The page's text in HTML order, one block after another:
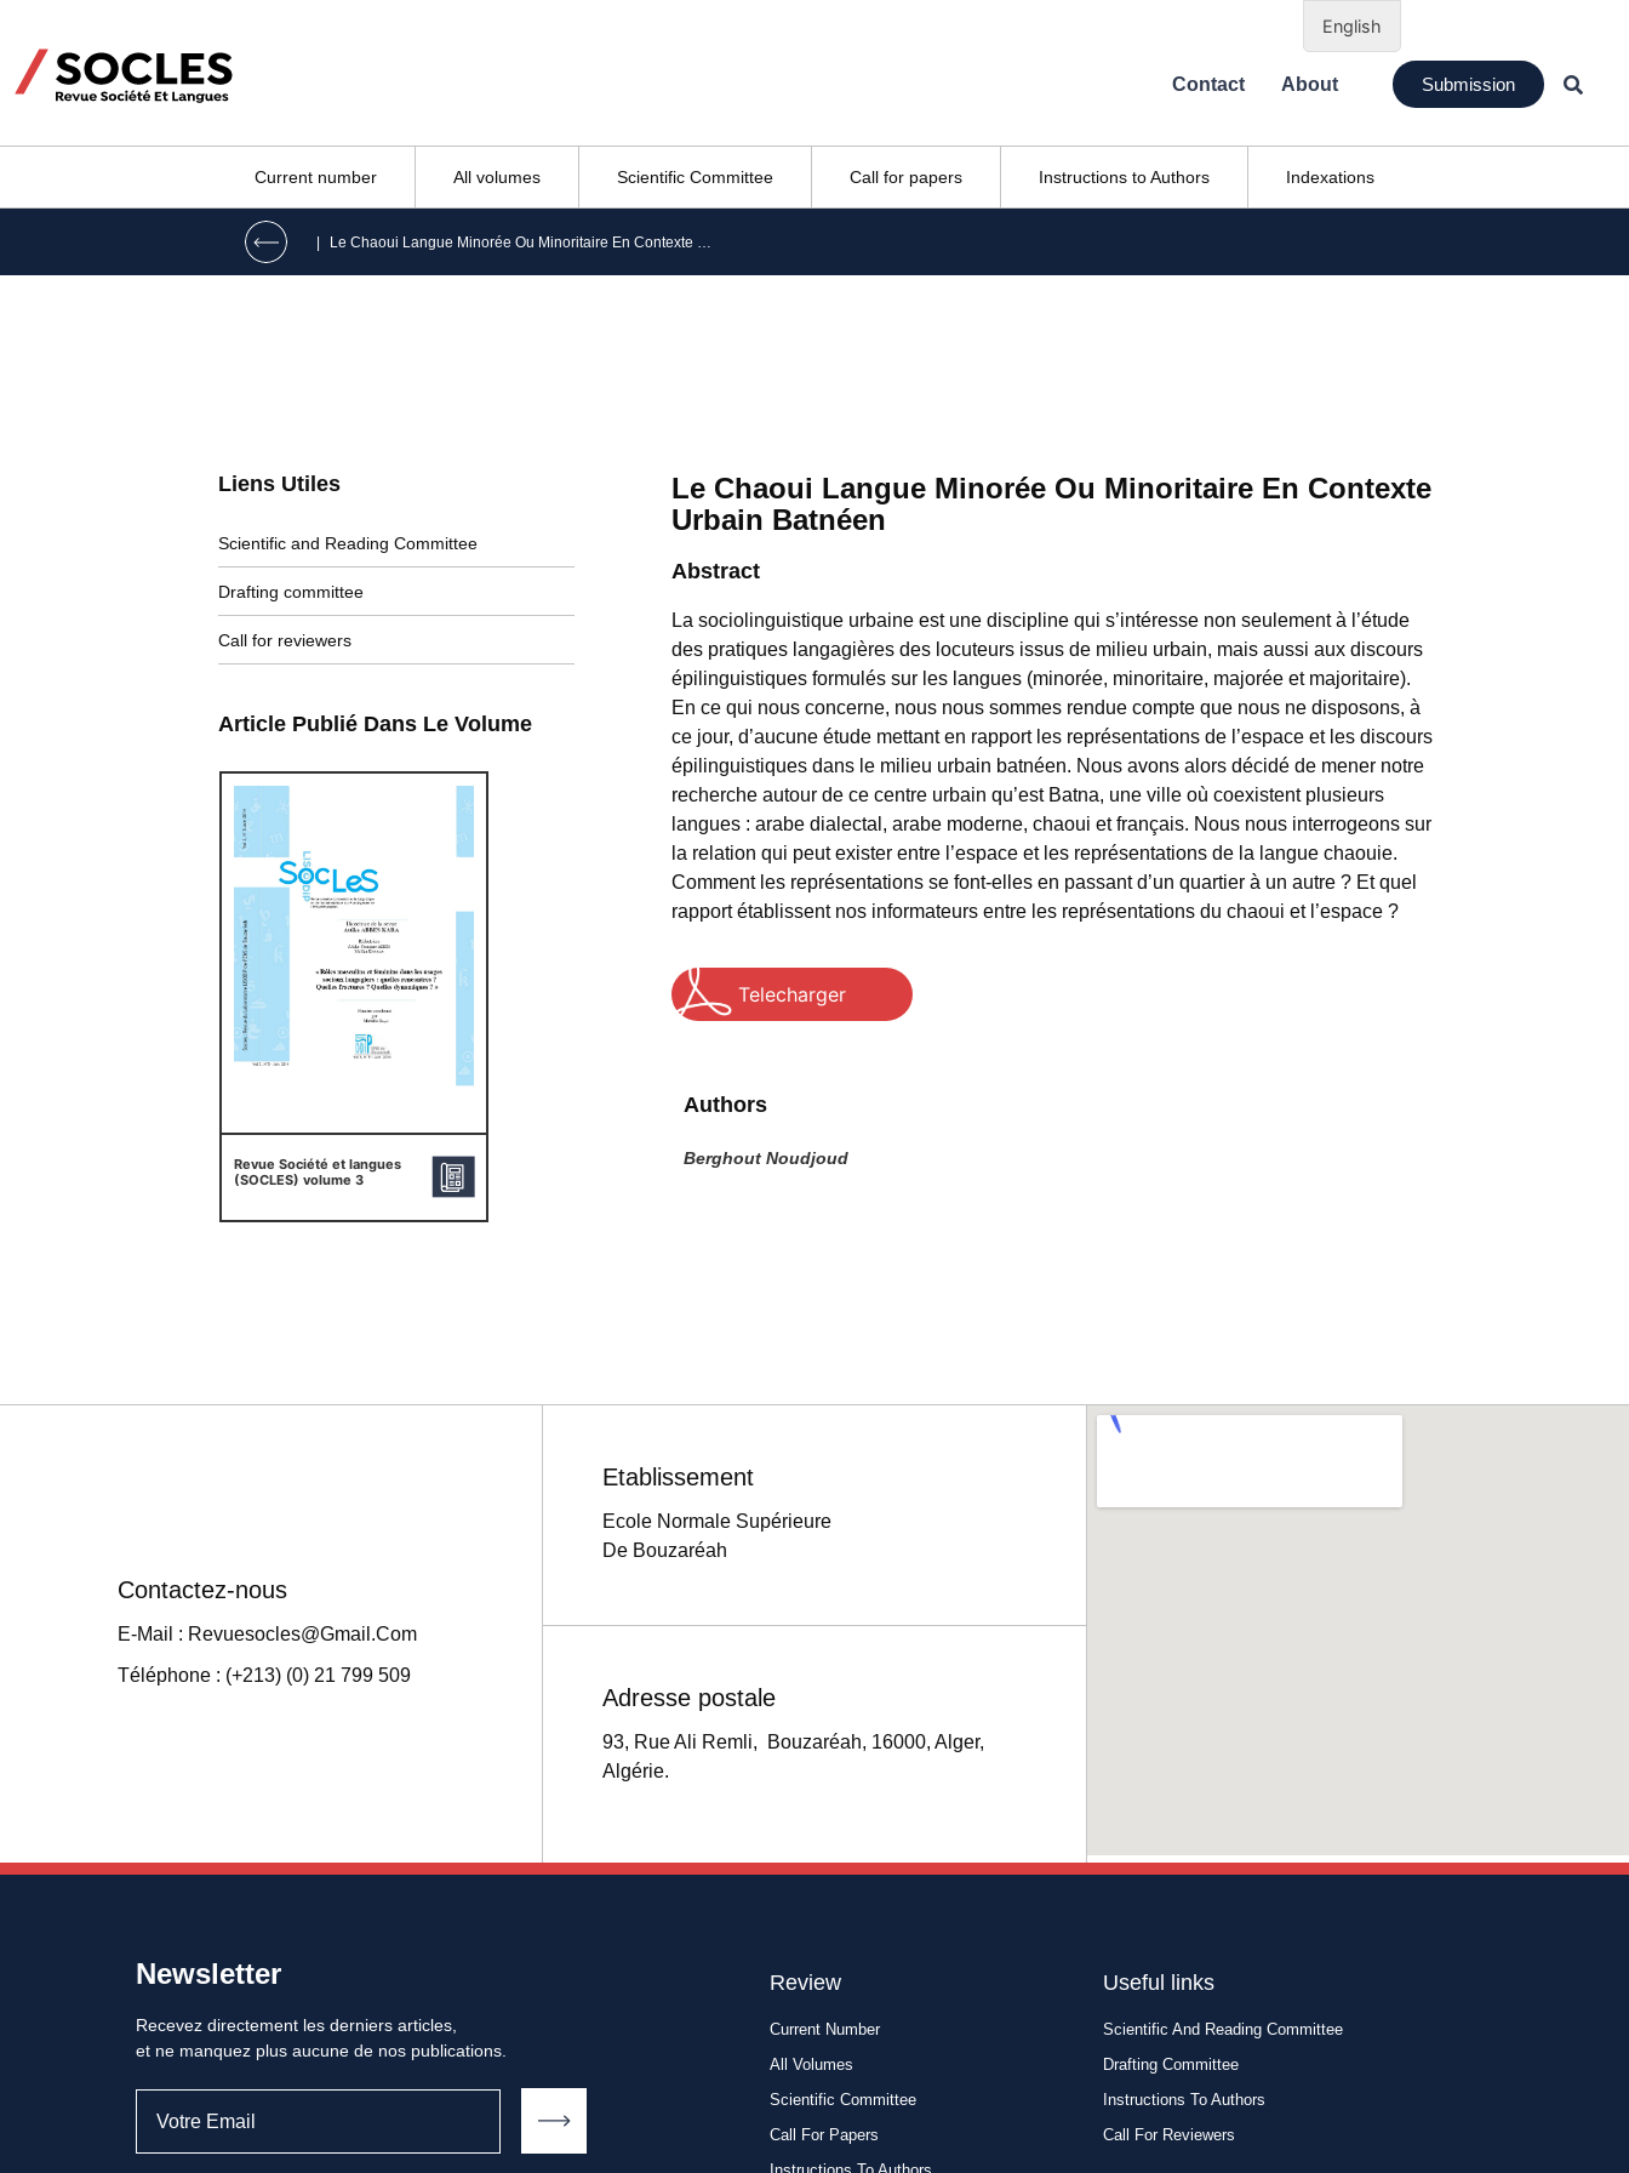
Contact About Submission
Current number All volumes Scientific Committee Call for papers Instructions to Authors Indexations
| Le Chaoui Langue Minorée Ou Minoritaire En Contexte Urbain Batnéen
Liens Utiles
Scientific and Reading Committee
Drafting committee
Call for reviewers
Article Publié Dans Le Volume
Revue Société et langues
(SOCLES) volume 3
Le Chaoui Langue Minorée Ou Minoritaire En Contexte
Urbain Batnéen
Abstract
La sociolinguistique urbaine est une discipline qui s’intéresse non seulement à l’étude
des pratiques langagières des locuteurs issus de milieu urbain, mais aussi aux discours
épilinguistiques formulés sur les langues (minorée, minoritaire, majorée et majoritaire).
En ce qui nous concerne, nous nous sommes rendue compte que nous ne disposons, à
ce jour, d’aucune étude mettant en rapport les représentations de l’espace et les discours
épilinguistiques dans le milieu urbain batnéen. Nous avons alors décidé de mener notre
recherche autour de ce centre urbain qu’est Batna, une ville où coexistent plusieurs
langues : arabe dialectal, arabe moderne, chaoui et français. Nous nous interrogeons sur
la relation qui peut exister entre l’espace et les représentations de la langue chaouie.
Comment les représentations se font-elles en passant d’un quartier à un autre ? Et quel
rapport établissent nos informateurs entre les représentations du chaoui et l’espace ?
Telecharger
Authors
Berghout Noudjoud
Contactez-nous
E-Mail : Revuesocles@gmail.com
Téléphone : (+213) (0) 21 799 509
Etablissement
Ecole Normale Supérieure
De Bouzaréah
Adresse postale
93, Rue Ali Remli, Bouzaréah, 16000, Alger,
Algérie.
Newsletter
Recevez directement les derniers articles,
et ne manquez plus aucune de nos publications.
Review
Current Number
All Volumes
Scientific Committee
Call For Papers
Useful links
Scientific And Reading Committee
Drafting Committee
Instructions To Authors
Call For Reviewers
English